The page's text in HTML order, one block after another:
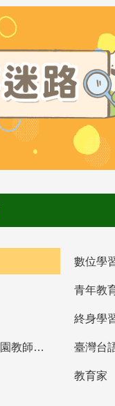
數位學
青年教
終身學
教育部高中等以下學校及幼兒園教師資格檢定考試 臺灣台
教育家